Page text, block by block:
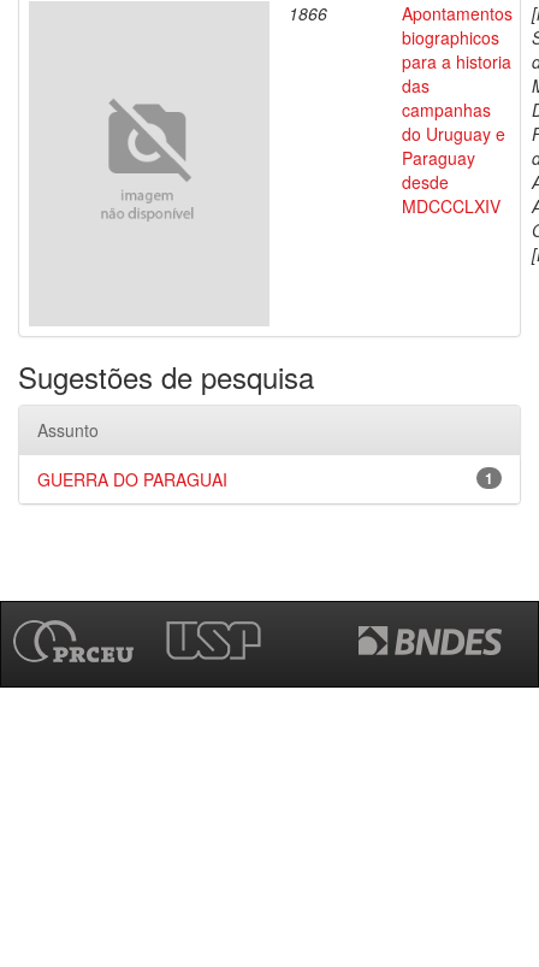
1866
Apontamentos
biographicos
para a historia
das
campanhas
do Uruguay e
Paraguay
desde
MDCCCLXIV
Sugestões de pesquisa
Assunto
1
GUERRA DO PARAGUAI